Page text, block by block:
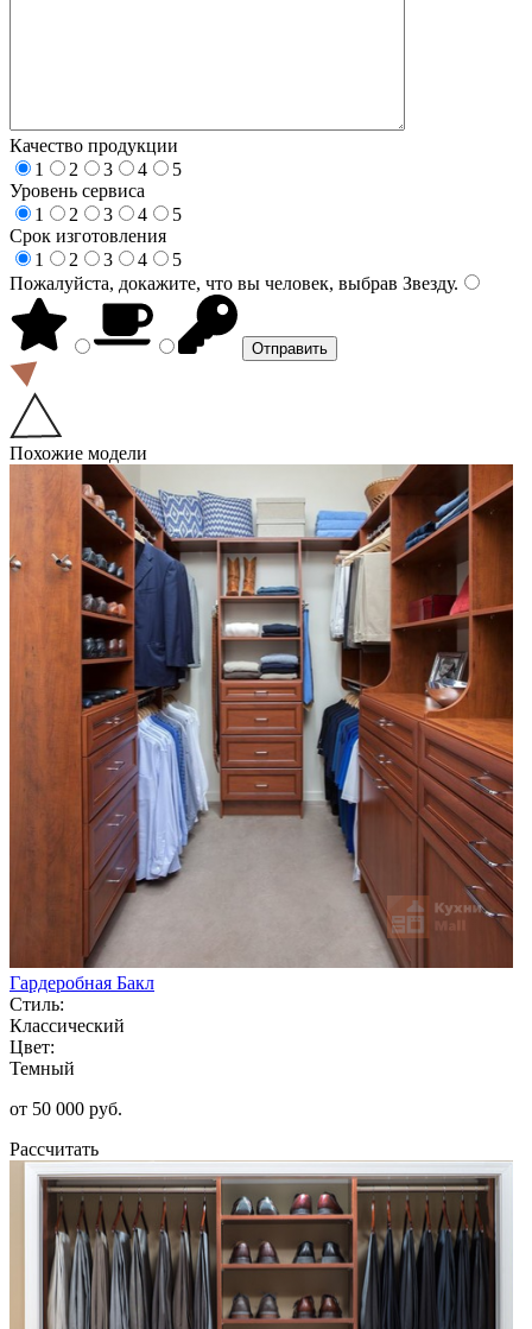
Качество продукции
1
2 3 4
5
Уровень сервиса
1
2 3 4
5
Срок изготовления
1
2 3 4
5
Пожалуйста, докажите, что вы человек, выбрав Звезду.
Похожие модели
Гардеробная Бакл
Стиль:
Классический
Цвет:
Темный
от 50 000 руб.
Рассчитать